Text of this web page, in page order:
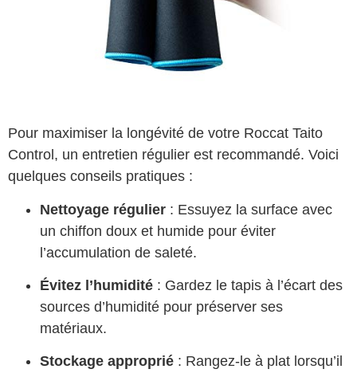
Pour maximiser la longévité de votre Roccat Taito
Control, un entretien régulier est recommandé. Voici
quelques conseils pratiques :
Nettoyage régulier : Essuyez la surface avec
un chiffon doux et humide pour éviter
l’accumulation de saleté.
Évitez l’humidité : Gardez le tapis à l’écart des
sources d’humidité pour préserver ses
matériaux.
Stockage approprié : Rangez-le à plat lorsqu’il